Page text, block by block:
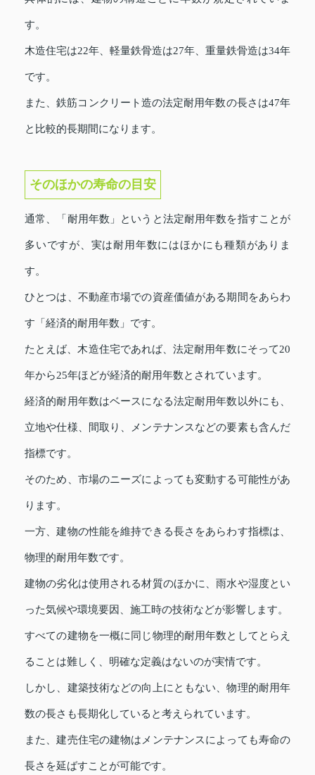
す。
木造住宅は22年、軽量鉄骨造は27年、重量鉄骨造は34年
です。
また、鉄筋コンクリート造の法定耐用年数の長さは47年
と比較的長期間になります。
そのほかの寿命の目安
通常、「耐用年数」というと法定耐用年数を指すことが
多いですが、実は耐用年数にはほかにも種類がありま
す。
ひとつは、不動産市場での資産価値がある期間をあらわ
す「経済的耐用年数」です。
たとえば、木造住宅であれば、法定耐用年数にそって20
年から25年ほどが経済的耐用年数とされています。
経済的耐用年数はベースになる法定耐用年数以外にも、
立地や仕様、間取り、メンテナンスなどの要素も含んだ
指標です。
そのため、市場のニーズによっても変動する可能性があ
ります。
一方、建物の性能を維持できる長さをあらわす指標は、
物理的耐用年数です。
建物の劣化は使用される材質のほかに、雨水や湿度とい
った気候や環境要因、施工時の技術などが影響します。
すべての建物を一概に同じ物理的耐用年数としてとらえ
ることは難しく、明確な定義はないのが実情です。
しかし、建築技術などの向上にともない、物理的耐用年
数の長さも長期化していると考えられています。
また、建売住宅の建物はメンテナンスによっても寿命の
長さを延ばすことが可能です。